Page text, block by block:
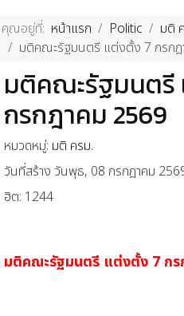
คุณอยู่ที่: หน้าแรก Politic
มติ
มติคณะรัฐมนตรี แต่งตั้ง 7 กรกฎ
มติคณะรัฐมนตรี
กรกฎาคม 2569
หมวดหมู่: มติ ครม.
วันที่สร้าง วันพุธ, 08 กรกฎาคม
ฮิต: 1244
มติคณะรัฐมนตรี แต่งตั้ง 7 ก